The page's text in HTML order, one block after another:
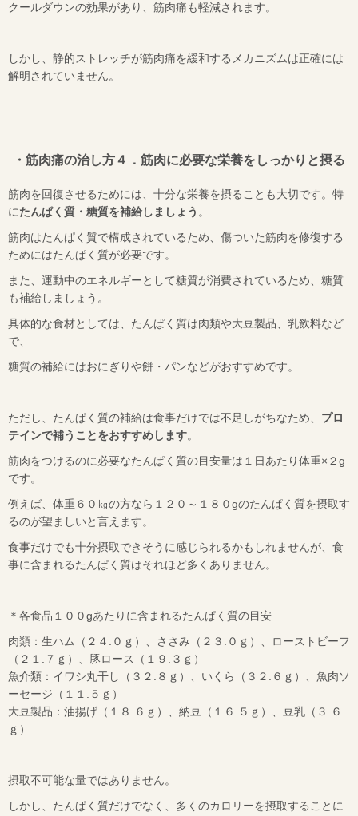
クールダウンの効果があり、筋肉痛も軽減されます。
しかし、静的ストレッチが筋肉痛を緩和するメカニズムは正確には
解明されていません。
・筋肉痛の治し方４．筋肉に必要な栄養をしっかりと摂る
筋肉を回復させるためには、十分な栄養を摂ることも大切です。特
にたんぱく質・糖質を補給しましょう 。
筋肉はたんぱく質で構成されているため、傷ついた筋肉を修復する
ためにはたんぱく質が必要です。
また、運動中のエネルギーとして糖質が消費されているため、糖質
も補給しましょう。
具体的な食材としては、たんぱく質は肉類や大豆製品、乳飲料など
で、
糖質の補給にはおにぎりや餅・パンなどがおすすめです。
ただし、たんぱく質の補給は食事だけでは不足しがちなため、 プロ
テインで補うことをおすすめします。
筋肉をつけるのに必要なたんぱく質の目安量は１日あたり体重× ２g
です。
例えば、体重６０㎏の方なら１２０～１８０gのたんぱく質を摂取す
るのが望ましいと言えます。
食事だけでも十分摂取できそうに感じられるかもしれませんが、食
事に含まれるたんぱく質はそれほど多くありません。
＊各食品１００gあたりに含まれるたんぱく質の目安
肉類：生ハム（２４
０ｇ）、ささみ（２３
０ｇ）、ローストビーフ
（２１
７ｇ）、豚ロース（１９
３ｇ）
魚介類：イワシ丸干し（３２
８ｇ）、いくら（３２
６ｇ）、魚肉ソ
ーセージ（１１
５ｇ）
大豆製品：油揚げ（１８
６ｇ）、納豆（１６ ５ｇ）、豆乳（３
６
ｇ）
摂取不可能な量ではありません。
しかし、 たんぱく質だけでなく、多くのカロリーを摂取することに